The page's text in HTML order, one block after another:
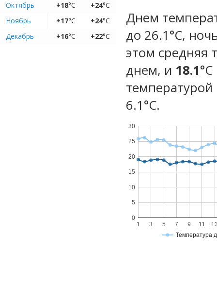
Октябрь
+18°C +24°C
Ноябрь
+17°C +24°C
Декабрь
+16°C +22°C
Днем
до 26.1°C,
этом средняя
днем, и 18.1
температурой
6.1°С.
Температура
1 3 5 7 9 11
0
5
10
15
20
25
30